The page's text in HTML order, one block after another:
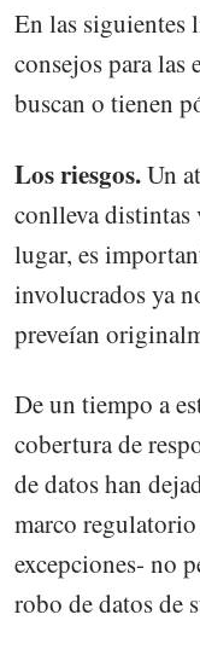
En las siguientes
consejos para las
buscan o tienen
Los riesgos.Un
conlleva distintas
lugar, es
involucrados ya
preveían
De un tiempo a
cobertura de
de datos han
marco
excepciones- no
robo de datos de